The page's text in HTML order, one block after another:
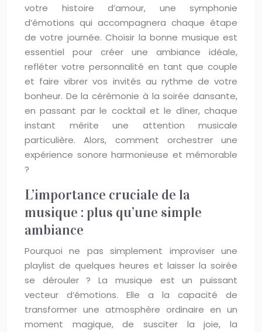
votre histoire d’amour, une symphonie
d’émotions qui accompagnera chaque étape
de votre journée. Choisir la bonne musique est
essentiel pour créer une ambiance idéale,
refléter votre personnalité en tant que couple
et faire vibrer vos invités au rythme de votre
bonheur. De la cérémonie à la soirée dansante,
en passant par le cocktail et le dîner, chaque
instant mérite une attention musicale
particulière. Alors, comment orchestrer une
expérience sonore harmonieuse et mémorable
?
L’importance cruciale de la
musique : plus qu’une simple
ambiance
Pourquoi ne pas simplement improviser une
playlist de quelques heures et laisser la soirée
se dérouler ? La musique est un puissant
vecteur d’émotions. Elle a la capacité de
transformer une atmosphère ordinaire en un
moment magique, de susciter la joie, la